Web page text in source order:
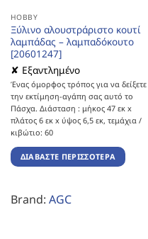
HOBBY
Ξύλινο αλουστράριστο κουτί
λαμπάδας – λαμπαδόκουτο
[20601247]
✘ Εξαντλημένο
Ένας όμορφος τρόπος για να δείξετε
την εκτίμηση-αγάπη σας αυτό το
Πάσχα. Διάσταση : μήκος 47 εκ x
πλάτος 6 εκ x ύψος 6,5 εκ, τεμάχια /
κιβώτιο: 60
ΔΙΑΒΆΣΤΕ ΠΕΡΙΣΣΌΤΕΡΑ
Brand: AGC